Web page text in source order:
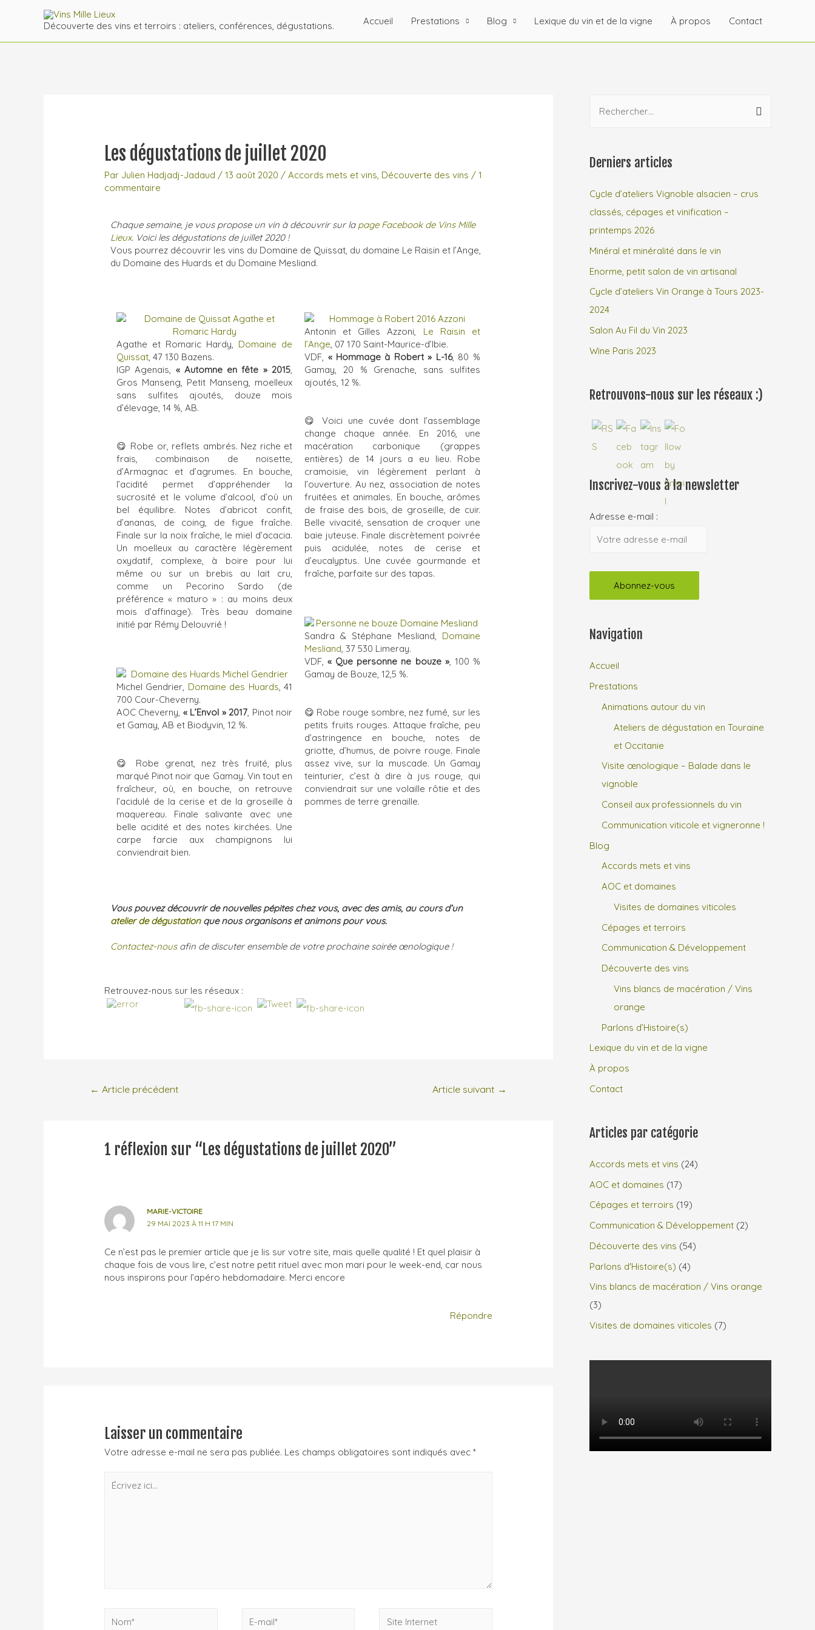
Découverte des vins et terroirs : ateliers, conférences, dégustations. Accueil Prestations Blog Lexique du vin et de la vigne À propos Contact
Les dégustations de juillet 2020
Par Julien Hadjadj-Jadaud /13 août 2020 /Accords mets et vins, Découverte des vins /1
commentaire
Chaque semaine, je vous propose un vin à découvrir sur la page Facebook de Vins Mille
Lieux. Voici les dégustations de juillet 2020 !
Vous pourrez découvrir les vins du Domaine de Quissat, du domaine Le Raisin et l’Ange,
du Domaine des Huards et du Domaine Mesliand.
Agathe et Romaric Hardy, Domaine de
Quissat, 47 130 Bazens.
IGP Agenais, « Automne en fête » 2015,
Gros Manseng, Petit Manseng, moelleux
sans sulfites ajoutés, douze mois
d’élevage, 14 %, AB.
😋 Robe or, reflets ambrés. Nez riche et
frais, combinaison de noisette,
d’Armagnac et d’agrumes. En bouche,
l’acidité permet d’appréhender la
sucrosité et le volume d’alcool, d’où un
bel équilibre. Notes d’abricot confit,
d’ananas, de coing, de figue fraîche.
Finale sur la noix fraîche, le miel d’acacia.
Un moelleux au caractère légèrement
oxydatif, complexe, à boire pour lui
même ou sur un brebis au lait cru,
comme un Pecorino Sardo (de
préférence « maturo » : au moins deux
mois d’affinage). Très beau domaine
initié par Rémy Delouvrié !
Michel Gendrier, Domaine des Huards, 41
700 Cour-Cheverny.
AOC Cheverny, « L’Envol » 2017, Pinot noir
et Gamay, AB et Biodyvin, 12 %.
😋
Robe grenat, nez très fruité, plus
marqué Pinot noir que Gamay. Vin tout en
fraîcheur, où, en bouche, on retrouve
l’acidulé de la cerise et de la groseille à
maquereau. Finale salivante avec une
belle acidité et des notes kirchées. Une
carpe farcie aux champignons lui
conviendrait bien.
Antonin et Gilles Azzoni, Le Raisin et
l’Ange, 07 170 Saint-Maurice-d’Ibie.
VDF, « Hommage à Robert » L-16, 80 %
Gamay, 20 % Grenache, sans sulfites
ajoutés, 12 %.
😋
Voici une cuvée dont l’assemblage
change chaque année. En 2016, une
macération carbonique (grappes
entières) de 14 jours a eu lieu. Robe
cramoisie, vin légèrement perlant à
l’ouverture. Au nez, association de notes
fruitées et animales. En bouche, arômes
de fraise des bois, de groseille, de cuir.
Belle vivacité, sensation de croquer une
baie juteuse. Finale discrètement poivrée
puis acidulée, notes de cerise et
d’eucalyptus. Une cuvée gourmande et
fraîche, parfaite sur des tapas.
Sandra & Stéphane Mesliand, Domaine
Mesliand, 37 530 Limeray.
VDF, « Que personne ne bouze », 100 %
Gamay de Bouze, 12,5 %.
😋 Robe rouge sombre, nez fumé, sur les
petits fruits rouges. Attaque fraîche, peu
d’astringence en bouche, notes de
griotte, d’humus, de poivre rouge. Finale
assez vive, sur la muscade. Un Gamay
teinturier, c’est à dire à jus rouge, qui
conviendrait sur une volaille rôtie et des
pommes de terre grenaille.
Vous pouvez découvrir de nouvelles pépites chez vous, avec des amis, au cours d’un
atelier de dégustationque nous organisons et animons pour vous.
Contactez-nousafin de discuter ensemble de votre prochaine soirée œnologique !
Retrouvez-nous sur les réseaux :
← Article précédent Article suivant →
1 réflexion sur “Les dégustations de juillet 2020”
MARIE-VICTOIRE
29 MAI 2023 À 11 H 17 MIN
Ce n’est pas le premier article que je lis sur votre site, mais quelle qualité ! Et quel plaisir à
chaque fois de vous lire, c’est notre petit rituel avec mon mari pour le week-end, car nous
nous inspirons pour l’apéro hebdomadaire. Merci encore
Répondre
Laisser un commentaire
Votre adresse e-mail ne sera pas publiée. Les champs obligatoires sont indiqués avec*
Derniers articles
Cycle d’ateliers Vignoble alsacien – crus
classés, cépages et vinification –
printemps 2026
Minéral et minéralité dans le vin
Enorme, petit salon de vin artisanal
Cycle d’ateliers Vin Orange à Tours 2023-
2024
Salon Au Fil du Vin 2023
Wine Paris 2023
Retrouvons-nous sur les réseaux :)
Inscrivez-vous à la newsletter
Adresse e-mail :
Navigation
Accueil
Prestations
Animations autour du vin
Ateliers de dégustation en Touraine
et Occitanie
Visite œnologique – Balade dans le
vignoble
Conseil aux professionnels du vin
Communication viticole et vigneronne !
Blog
Accords mets et vins
AOC et domaines
Visites de domaines viticoles
Cépages et terroirs
Communication & Développement
Découverte des vins
Vins blancs de macération / Vins
orange
Parlons d’Histoire(s)
Lexique du vin et de la vigne
À propos
Contact
Articles par catégorie
Accords mets et vins (24)
AOC et domaines (17)
Cépages et terroirs (19)
Communication & Développement (2)
Découverte des vins (54)
Parlons d'Histoire(s) (4)
Vins blancs de macération / Vins orange
(3)
Visites de domaines viticoles (7)